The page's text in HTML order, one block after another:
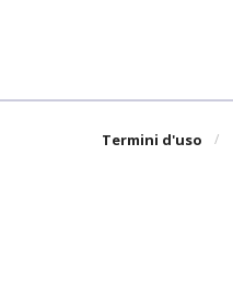
Termini d'uso